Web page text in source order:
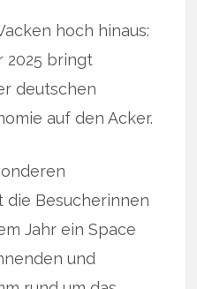
hoch hinaus:
2025 bringt
deutschen
auf den Acker.
Besucherinnen
Jahr ein Space
und